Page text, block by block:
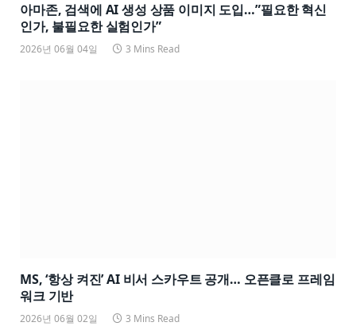
아마존, 검색에 AI 생성 상품 이미지 도입…”필요한 혁신
인가, 불필요한 실험인가”
2026년 06월 04일 3 Mins Read
MS, ‘항상 켜진’ AI 비서 스카우트 공개… 오픈클로 프레임
워크 기반
2026년 06월 02일 3 Mins Read